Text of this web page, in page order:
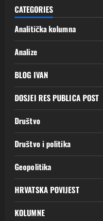
CATEGORIES
Analitička kolumna
Analize
BLOG IVAN
DOSJEI RES PUBLICA POST
Društvo
Društvo i politika
Geopolitika
HRVATSKA POVIJEST
KOLUMNE